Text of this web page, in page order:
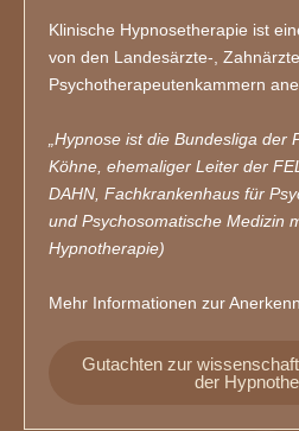
Klinische Hypnosetherapie ist
von den Landesärzte-,
Psychotherapeutenkammern
„Hypnose ist die Bundesliga der
Köhne, ehemaliger Leiter der
DAHN, Fachkrankenhaus für
und Psychosomatische Medizin
Hypnotherapie)
Mehr Informationen zur
Gutachten zur
der